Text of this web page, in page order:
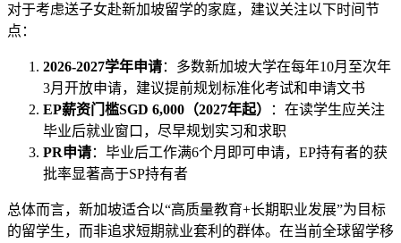
对于考虑送子女赴新加坡留学的家庭，建议关注以下时间节
点：
2026-2027学年申请：多数新加坡大学在每年10月至次年
3月开放申请，建议提前规划标准化考试和申请文书
EP薪资门槛SGD 6,000（2027年起）
：在读学生应关注
毕业后就业窗口，尽早规划实习和求职
PR申请：毕业后工作满6个月即可申请，EP持有者的获
批率显著高于SP持有者
总体而言，新加坡适合以“高质量教育+长期职业发展”为目标
的留学生，而非追求短期就业套利的群体。在当前全球留学移